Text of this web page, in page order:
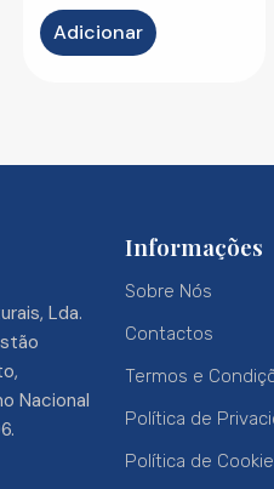
Adicionar
Lda.
Nacional
Informações
Sobre Nós
Contactos
Termos e
Política de
Política de